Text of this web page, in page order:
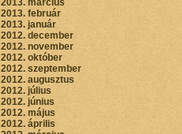
2013. február
2013. január
2012. december
2012. november
2012. október
2012. szeptember
2012. augusztus
2012. július
2012. június
2012. május
2012. április